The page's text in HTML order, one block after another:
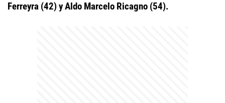
Ferreyra (42) y Aldo Marcelo Ricagno (54).